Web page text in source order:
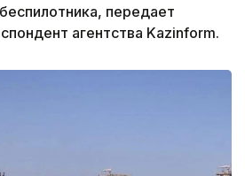
передает
агентства Kazinform.